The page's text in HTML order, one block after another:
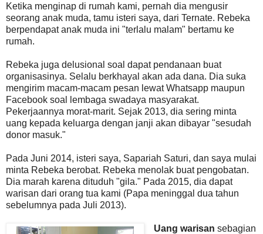
Ketika menginap di rumah kami, pernah dia mengusir
seorang anak muda, tamu isteri saya, dari Ternate. Rebeka
berpendapat anak muda ini "terlalu malam" bertamu ke
rumah.
Rebeka juga delusional soal dapat pendanaan buat
organisasinya. Selalu berkhayal akan ada dana. Dia suka
mengirim macam-macam pesan lewat Whatsapp maupun
Facebook soal lembaga swadaya masyarakat.
Pekerjaannya morat-marit. Sejak 2013, dia sering minta
uang kepada keluarga dengan janji akan dibayar "sesudah
donor masuk."
Pada Juni 2014, isteri saya, Sapariah Saturi, dan saya mulai
minta Rebeka berobat. Rebeka menolak buat pengobatan.
Dia marah karena dituduh "gila." Pada 2015, dia dapat
warisan dari orang tua kami (Papa meninggal dua tahun
sebelumnya pada Juli 2013).
Uang warisan sebagian